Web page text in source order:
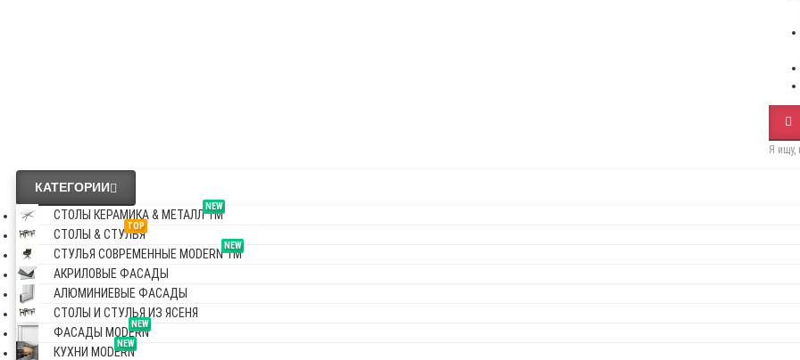
Я ищу,
КАТЕГОРИИ
NEW
СТОЛЫ КЕРАМИКА & МЕТАЛЛ TM
TOP
СТОЛЫ & СТУЛЬЯ
NEW
СТУЛЬЯ СОВРЕМЕННЫЕ MODERN TM
АКРИЛОВЫЕ ФАСАДЫ
АЛЮМИНИЕВЫЕ ФАСАДЫ
СТОЛЫ И СТУЛЬЯ ИЗ ЯСЕНЯ
NEW
ФАСАДЫ MODERN
NEW
КУХНИ MODERN